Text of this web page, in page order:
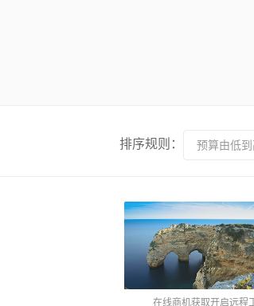
排序规则： 预算由低
在线商机获取开启远程